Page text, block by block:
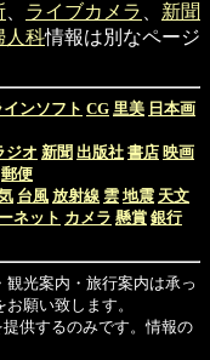
ライブカメラ
新聞
人科情報は別なページ
ンソフト CG 里美 日本画
ジオ 新聞 出版社 書店 映画
郵便
台風 放射線 雲 地震 天文
ネット カメラ 懸賞 銀行
光案内・旅行案内は承っ
願い致します。
供するのみです。情報の